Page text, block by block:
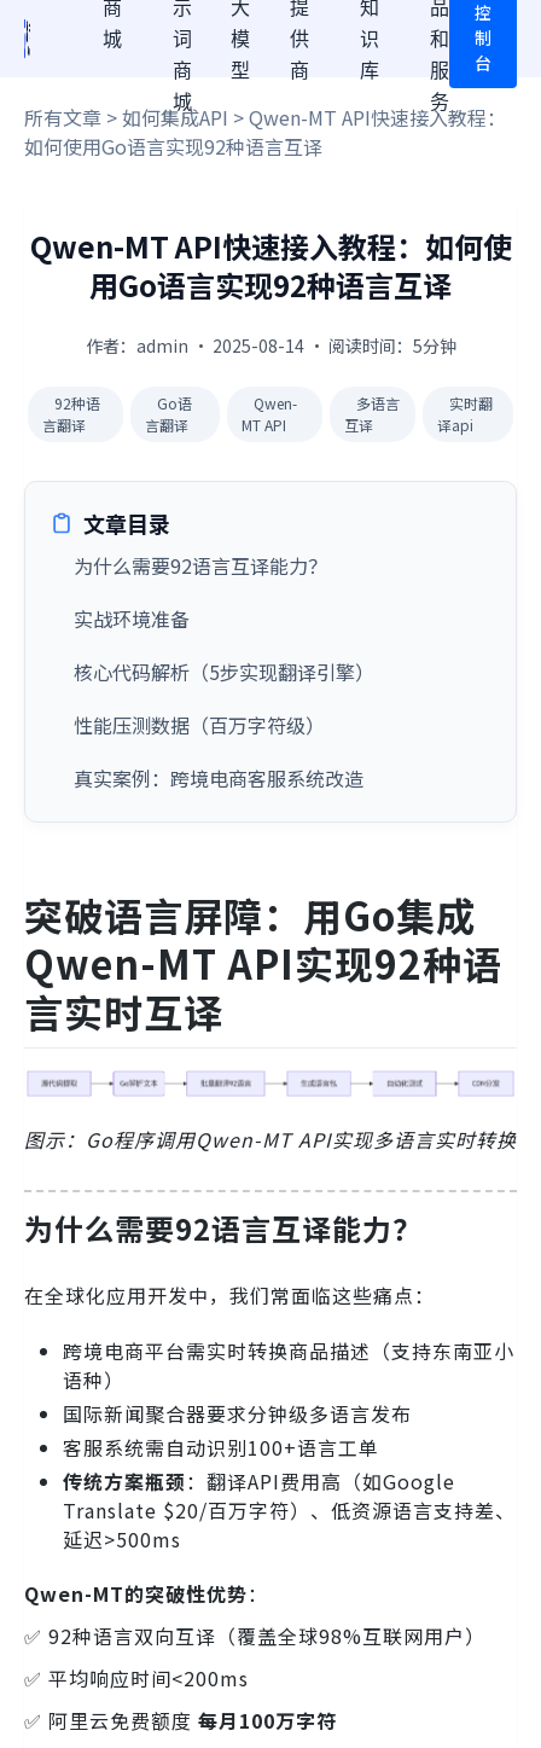
商
城
示
词
商
城
大
模
型
提
供
商
知
识
库
品
和
服
务
控
制
台
所有文章 >如何集成API > Qwen-MT API快速接入教程：
如何使用Go语言实现92种语言互译
Qwen-MT API快速接入教程：如何使
用Go语言实现92种语言互译
作者：admin · 2025-08-14 · 阅读时间：5分钟
92种语
言翻译
Go语
言翻译
Qwen-
MT API
多语言
互译
实时翻
译api
文章目录
为什么需要92语言互译能力？
实战环境准备
核心代码解析（5步实现翻译引擎）
性能压测数据（百万字符级）
真实案例：跨境电商客服系统改造
突破语言屏障：用Go集成
Qwen-MT API实现92种语
言实时互译
图示：Go程序调用Qwen-MT API实现多语言实时转换
为什么需要92语言互译能力？
在全球化应用开发中，我们常面临这些痛点：
跨境电商平台需实时转换商品描述（支持东南亚小
语种）
国际新闻聚合器要求分钟级多语言发布
客服系统需自动识别100+语言工单
传统方案瓶颈：翻译API费用高（如Google
Translate $20/百万字符）、低资源语言支持差、
延迟>500ms
Qwen-MT的突破性优势：
✅ 92种语言双向互译（覆盖全球98%互联网用户）
✅ 平均响应时间<200ms
✅ 阿里云免费额度 每月100万字符